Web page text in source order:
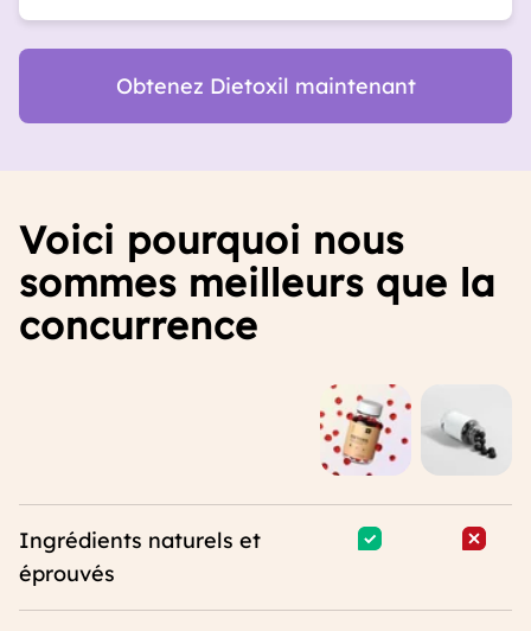
Obtenez Dietoxil maintenant
Voici pourquoi nous
sommes meilleurs que la
concurrence
Ingrédients naturels et
éprouvés